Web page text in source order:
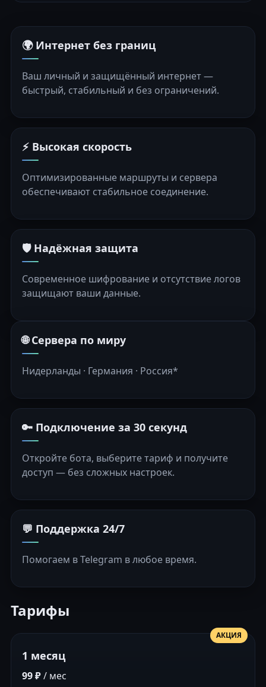
🌍 Интернет без границ
Ваш личный и защищённый интернет —
быстрый, стабильный и без ограничений.
⚡ Высокая скорость
Оптимизированные маршруты и сервера
обеспечивают стабильное соединение.
🛡️ Надёжная защита
Современное шифрование и отсутствие логов
защищают ваши данные.
🌐 Сервера по миру
Нидерланды · Германия · Россия*
🔑 Подключение за 30 секунд
Откройте бота, выберите тариф и получите
доступ — без сложных настроек.
💬 Поддержка 24/7
Помогаем в Telegram в любое время.
Тарифы
АКЦИЯ
1 месяц
99 ₽/ мес